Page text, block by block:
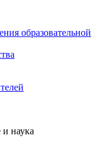
образовательной
наука